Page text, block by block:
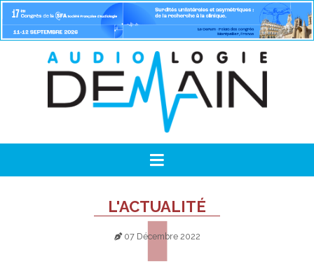
L'ACTUALITÉ
07 Décembre 2022